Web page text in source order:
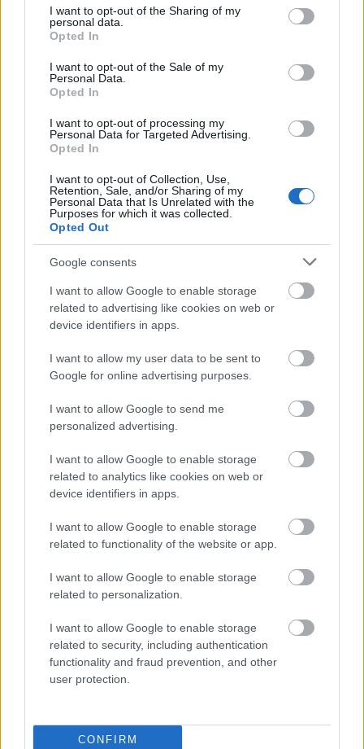
not limited to your visit or usage behaviour. You may click to
grant or deny consent to Google and its third-party tags to
use your data for below specified purposes in below Google
consent section.
I want to opt-out of the Sharing of my
personal data.
Opted In
I want to opt-out of the Sale of my
Personal Data.
Opted In
I want to opt-out of processing my
Personal Data for Targeted Advertising.
Opted In
I want to opt-out of Collection, Use,
Retention, Sale, and/or Sharing of my
Personal Data that Is Unrelated with the
Purposes for which it was collected.
Opted Out
Google consents
I want to allow Google to enable storage
related to advertising like cookies on web or
device identifiers in apps.
I want to allow my user data to be sent to
Google for online advertising purposes.
I want to allow Google to send me
personalized advertising.
I want to allow Google to enable storage
related to analytics like cookies on web or
device identifiers in apps.
I want to allow Google to enable storage
related to functionality of the website or app.
I want to allow Google to enable storage
related to personalization.
I want to allow Google to enable storage
related to security, including authentication
functionality and fraud prevention, and other
user protection.
CONFIRM
Könyvhét belülről
13:02
Két kulcsember van, aki rengeteget lendíthet a
fontosságukról
12:02
Katalin hercegné hófehérben, sejtelmes
ámulunk a szépségén
11:25
Megvannak a GLAMOUR Glammies nyertesei:
ezek a szépségápolási termékek taroltak
2025-ben
11:01
Brad Pitt és barátnője felperzselték a vörös
meztelenruhája az egyik legszebb darab, amit
10:01
Szoboszlai Dominik ezzel a lépésével
bebizonyította, hogy aranyból van a szíve
Együtt
könnyebb: terveződuók, akik párban
07:31
Félelmetes dolog derült ki a reggeli kávédról:
nem biztos, hogy a legjobb ötlet ebben az
időpontban meginni
07:01
Napi horoszkóp: A Kosnak anyagi
támogatásra lehet szüksége, az Ikrek végre
megmutathatja igazi énjét - június 17.
06:31
Napi 2 tojást reggeliztem 2 héten át, ez volt rá
a testem a válasza